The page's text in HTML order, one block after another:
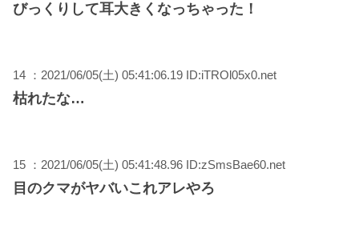
びっくりして耳大きくなっちゃった！
14 ：2021/06/05(土) 05:41:06.19 ID:iTROl05x0.net
枯れたな…
15 ：2021/06/05(土) 05:41:48.96 ID:zSmsBae60.net
目のクマがヤバいこれアレやろ